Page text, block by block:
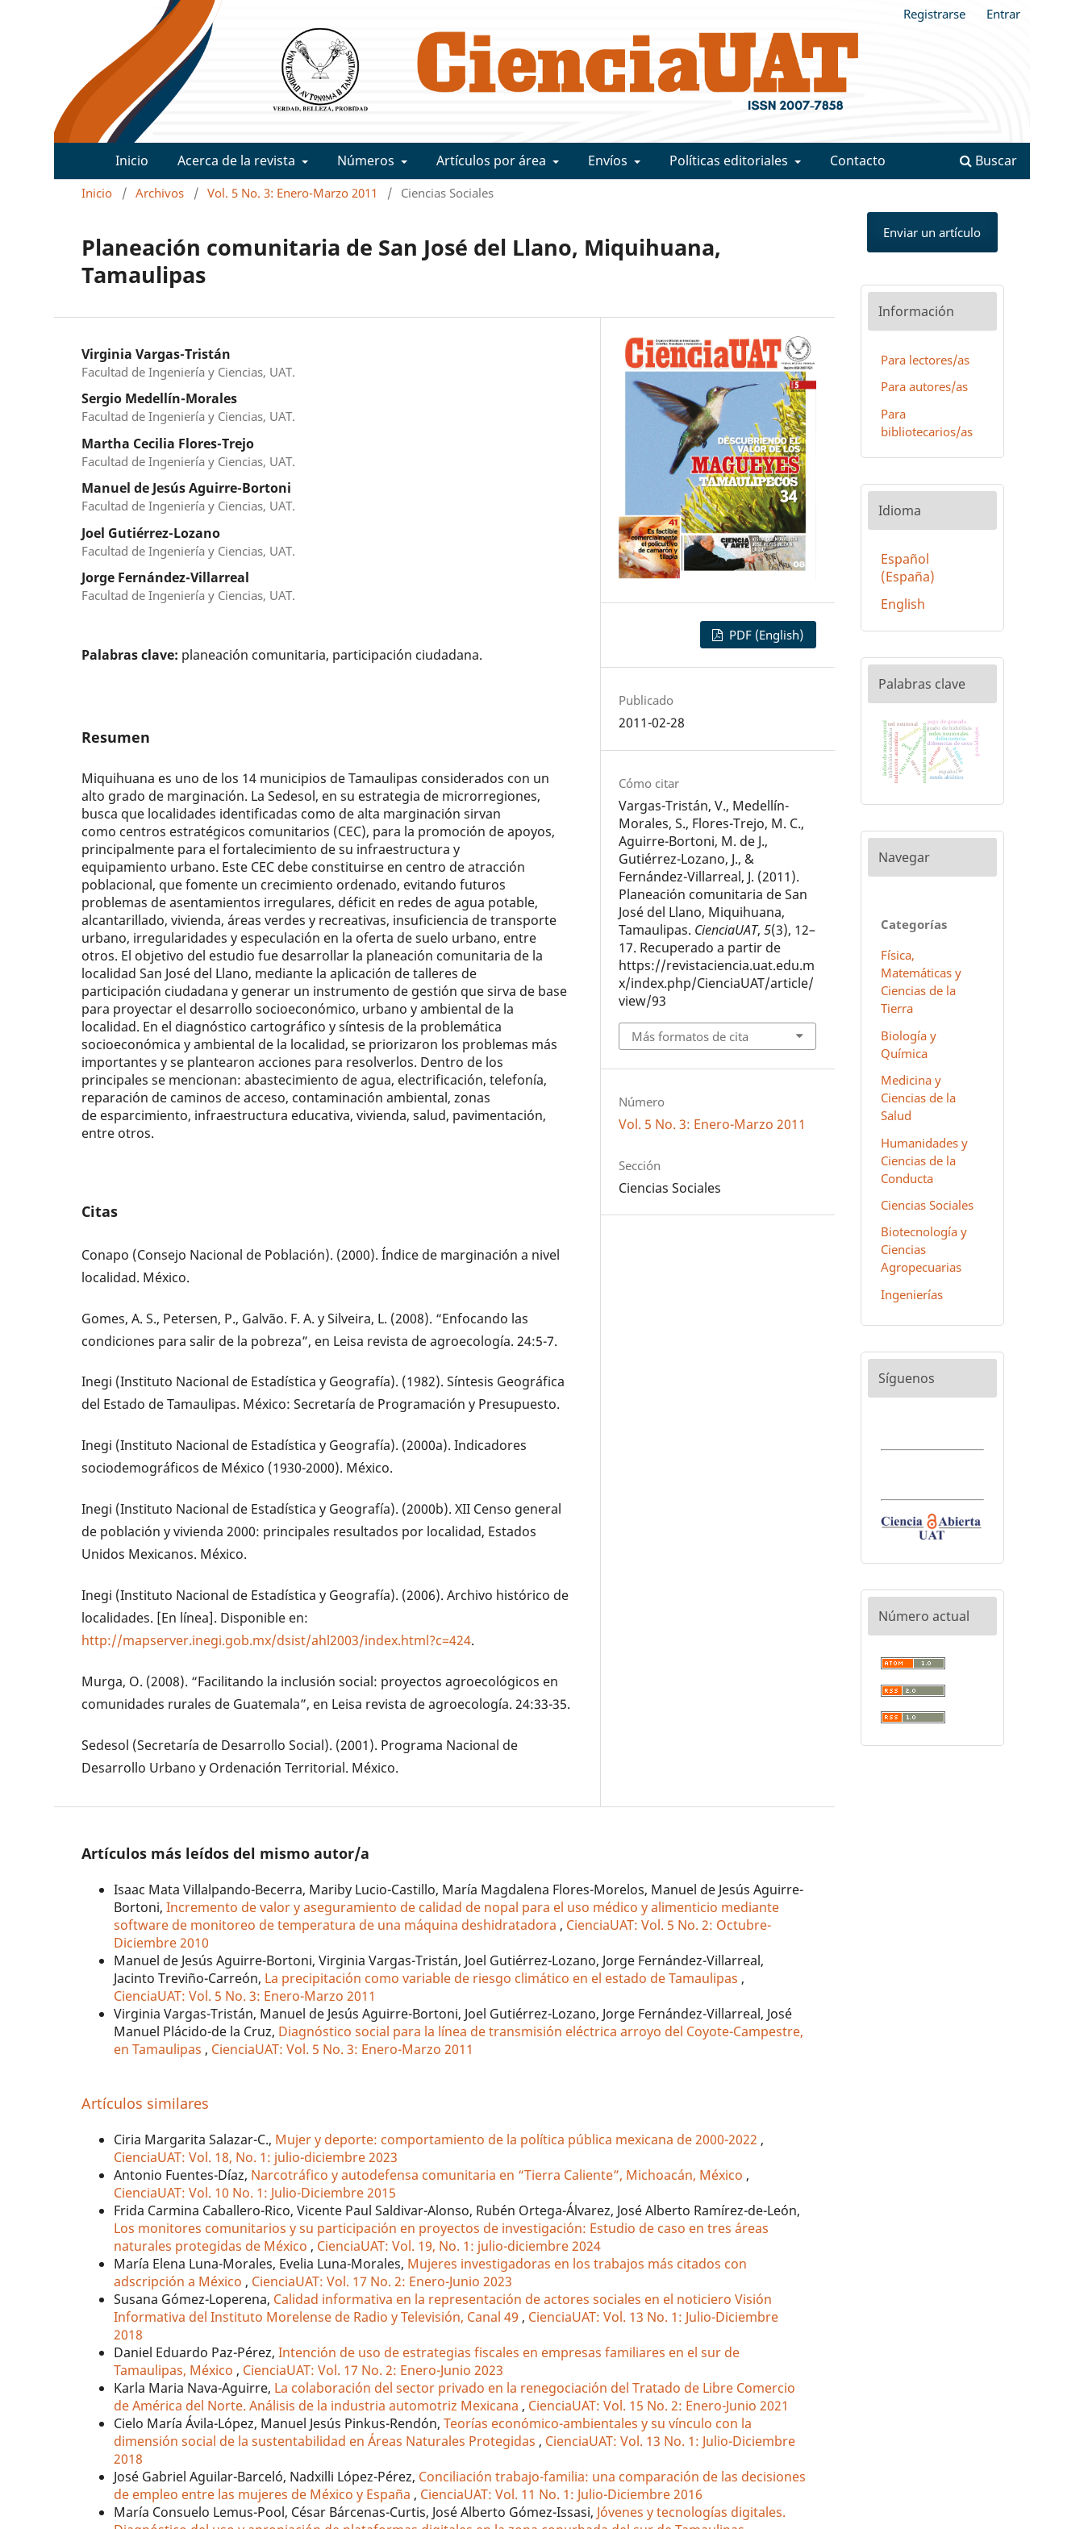
Inicio Acerca de la revista Números Artículos por área Envíos Políticas editoriales Contacto Buscar
Registrarse Entrar
Inicio / Archivos / Vol. 5 No. 3: Enero-Marzo 2011 / Ciencias Sociales
Planeación comunitaria de San José del Llano, Miquihuana,
Tamaulipas
Virginia Vargas-Tristán
Facultad de Ingeniería y Ciencias, UAT.
Sergio Medellín-Morales
Facultad de Ingeniería y Ciencias, UAT.
Martha Cecilia Flores-Trejo
Facultad de Ingeniería y Ciencias, UAT.
Manuel de Jesús Aguirre-Bortoni
Facultad de Ingeniería y Ciencias, UAT.
Joel Gutiérrez-Lozano
Facultad de Ingeniería y Ciencias, UAT.
Jorge Fernández-Villarreal
Facultad de Ingeniería y Ciencias, UAT.
Palabras clave: planeación comunitaria, participación ciudadana.
Resumen
Miquihuana es uno de los 14 municipios de Tamaulipas considerados con un
alto grado de marginación. La Sedesol, en su estrategia de microrregiones,
busca que localidades identificadas como de alta marginación sirvan
como centros estratégicos comunitarios (CEC), para la promoción de apoyos,
principalmente para el fortalecimiento de su infraestructura y
equipamiento urbano. Este CEC debe constituirse en centro de atracción
poblacional, que fomente un crecimiento ordenado, evitando futuros
problemas de asentamientos irregulares, déficit en redes de agua potable,
alcantarillado, vivienda, áreas verdes y recreativas, insuficiencia de transporte
urbano, irregularidades y especulación en la oferta de suelo urbano, entre
otros. El objetivo del estudio fue desarrollar la planeación comunitaria de la
localidad San José del Llano, mediante la aplicación de talleres de
participación ciudadana y generar un instrumento de gestión que sirva de base
para proyectar el desarrollo socioeconómico, urbano y ambiental de la
localidad. En el diagnóstico cartográfico y síntesis de la problemática
socioeconómica y ambiental de la localidad, se priorizaron los problemas más
importantes y se plantearon acciones para resolverlos. Dentro de los
principales se mencionan: abastecimiento de agua, electrificación, telefonía,
reparación de caminos de acceso, contaminación ambiental, zonas
de esparcimiento, infraestructura educativa, vivienda, salud, pavimentación,
entre otros.
Citas
Conapo (Consejo Nacional de Población). (2000). Índice de marginación a nivel
localidad. México.
Gomes, A. S., Petersen, P., Galvão. F. A. y Silveira, L. (2008). “Enfocando las
condiciones para salir de la pobreza”, en Leisa revista de agroecología. 24:5-7.
Inegi (Instituto Nacional de Estadística y Geografía). (1982). Síntesis Geográfica
del Estado de Tamaulipas. México: Secretaría de Programación y Presupuesto.
Inegi (Instituto Nacional de Estadística y Geografía). (2000a). Indicadores
sociodemográficos de México (1930-2000). México.
Inegi (Instituto Nacional de Estadística y Geografía). (2000b). XII Censo general
de población y vivienda 2000: principales resultados por localidad, Estados
Unidos Mexicanos. México.
Inegi (Instituto Nacional de Estadística y Geografía). (2006). Archivo histórico de
localidades. [En línea]. Disponible en:
http://mapserver.inegi.gob.mx/dsist/ahl2003/index.html?c=424.
Murga, O. (2008). “Facilitando la inclusión social: proyectos agroecológicos en
comunidades rurales de Guatemala”, en Leisa revista de agroecología. 24:33-35.
Sedesol (Secretaría de Desarrollo Social). (2001). Programa Nacional de
Desarrollo Urbano y Ordenación Territorial. México.
PDF (English)
Publicado
2011-02-28
Cómo citar
Vargas-Tristán, V., Medellín-
Morales, S., Flores-Trejo, M. C.,
Aguirre-Bortoni, M. de J.,
Gutiérrez-Lozano, J., &
Fernández-Villarreal, J. (2011).
Planeación comunitaria de San
José del Llano, Miquihuana,
Tamaulipas. CienciaUAT,5(3), 12–
17. Recuperado a partir de
https://revistaciencia.uat.edu.m
x/index.php/CienciaUAT/article/
view/93
Más formatos de cita
Número
Vol. 5 No. 3: Enero-Marzo 2011
Sección
Ciencias Sociales
Artículos más leídos del mismo autor/a
Isaac Mata Villalpando-Becerra, Mariby Lucio-Castillo, María Magdalena Flores-Morelos, Manuel de Jesús Aguirre-
Bortoni,Incremento de valor y aseguramiento de calidad de nopal para el uso médico y alimenticio mediante
software de monitoreo de temperatura de una máquina deshidratadora , CienciaUAT: Vol. 5 No. 2: Octubre-
Diciembre 2010
Manuel de Jesús Aguirre-Bortoni, Virginia Vargas-Tristán, Joel Gutiérrez-Lozano, Jorge Fernández-Villarreal,
Jacinto Treviño-Carreón, La precipitación como variable de riesgo climático en el estado de Tamaulipas ,
CienciaUAT: Vol. 5 No. 3: Enero-Marzo 2011
Virginia Vargas-Tristán, Manuel de Jesús Aguirre-Bortoni, Joel Gutiérrez-Lozano, Jorge Fernández-Villarreal, José
Manuel Plácido-de la Cruz, Diagnóstico social para la línea de transmisión eléctrica arroyo del Coyote-Campestre,
en Tamaulipas , CienciaUAT: Vol. 5 No. 3: Enero-Marzo 2011
Artículos similares
Ciria Margarita Salazar-C., Mujer y deporte: comportamiento de la política pública mexicana de 2000-2022 ,
CienciaUAT: Vol. 18, No. 1: julio-diciembre 2023
Antonio Fuentes-Díaz, Narcotráfico y autodefensa comunitaria en “Tierra Caliente”, Michoacán, México ,
CienciaUAT: Vol. 10 No. 1: Julio-Diciembre 2015
Frida Carmina Caballero-Rico, Vicente Paul Saldivar-Alonso, Rubén Ortega-Álvarez, José Alberto Ramírez-de-León,
Los monitores comunitarios y su participación en proyectos de investigación: Estudio de caso en tres áreas
naturales protegidas de México , CienciaUAT: Vol. 19, No. 1: julio-diciembre 2024
María Elena Luna-Morales, Evelia Luna-Morales, Mujeres investigadoras en los trabajos más citados con
adscripción a México , CienciaUAT: Vol. 17 No. 2: Enero-Junio 2023
Susana Gómez-Loperena, Calidad informativa en la representación de actores sociales en el noticiero Visión
Informativa del Instituto Morelense de Radio y Televisión, Canal 49 , CienciaUAT: Vol. 13 No. 1: Julio-Diciembre
2018
Daniel Eduardo Paz-Pérez,Intención de uso de estrategias fiscales en empresas familiares en el sur de
Tamaulipas, México , CienciaUAT: Vol. 17 No. 2: Enero-Junio 2023
Karla Maria Nava-Aguirre, La colaboración del sector privado en la renegociación del Tratado de Libre Comercio
de América del Norte. Análisis de la industria automotriz Mexicana , CienciaUAT: Vol. 15 No. 2: Enero-Junio 2021
Cielo María Ávila-López, Manuel Jesús Pinkus-Rendón,Teorías económico-ambientales y su vínculo con la
dimensión social de la sustentabilidad en Áreas Naturales Protegidas , CienciaUAT: Vol. 13 No. 1: Julio-Diciembre
2018
José Gabriel Aguilar-Barceló, Nadxilli López-Pérez, Conciliación trabajo-familia: una comparación de las decisiones
de empleo entre las mujeres de México y España , CienciaUAT: Vol. 11 No. 1: Julio-Diciembre 2016
María Consuelo Lemus-Pool, César Bárcenas-Curtis, José Alberto Gómez-Issasi, Jóvenes y tecnologías digitales.
Enviar un artículo
Información
Para lectores/as
Para autores/as
Para
bibliotecarios/as
Idioma
Español
(España)
English
Palabras clave
depresión
estudiantes universitarios diferencias de sexo
salud mental
g-cuádruples
virus de humanos genomas
antivirales delincuencia
perú
traducción automática hñähñu
español
redes neuronales
red neuronal
inhibición enzimática
índice de masa corporal méxico
estrés abiótico
grado de hidrólisis
jugo de granada
Navegar
Categorías
Física,
Matemáticas y
Ciencias de la
Tierra
Biología y
Química
Medicina y
Ciencias de la
Salud
Humanidades y
Ciencias de la
Conducta
Ciencias Sociales
Biotecnología y
Ciencias
Agropecuarias
Ingenierías
Síguenos
Número actual